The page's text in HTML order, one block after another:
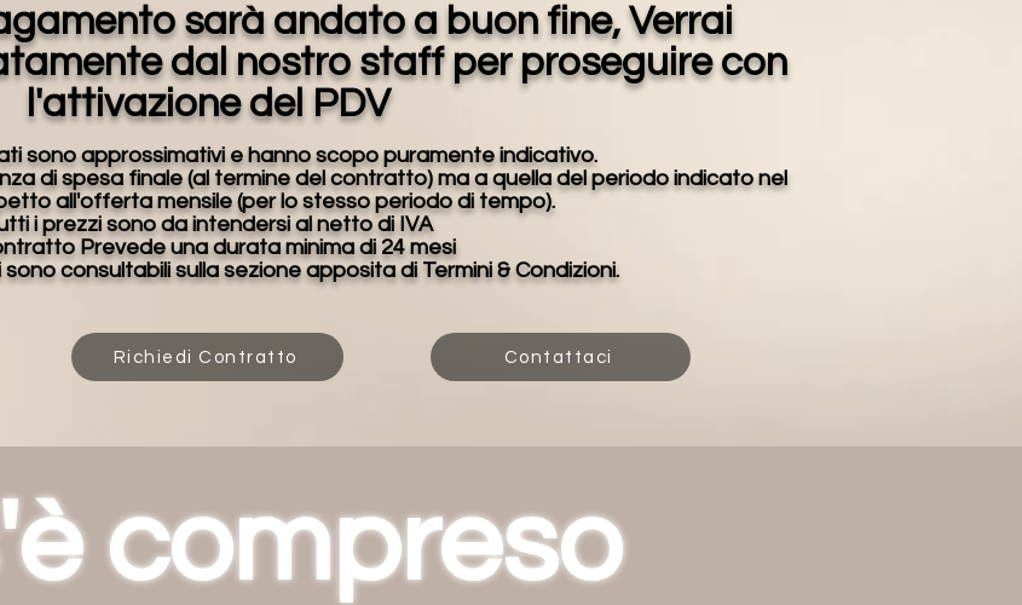
sarà andato a buon fine, Verrai
dal nostro staff per proseguire con
l'attivazione del PDV
sono approssimativi e hanno scopo puramente indicativo.
di spesa finale (al termine del contratto) ma a quella del periodo indicato nel
all'offerta mensile (per lo stesso periodo di tempo).
i prezzi sono da intendersi al netto di IVA
Prevede una durata minima di 24 mesi
consultabili sulla sezione apposita di Termini & Condizioni.
Richiedi Contratto Contattaci
compreso